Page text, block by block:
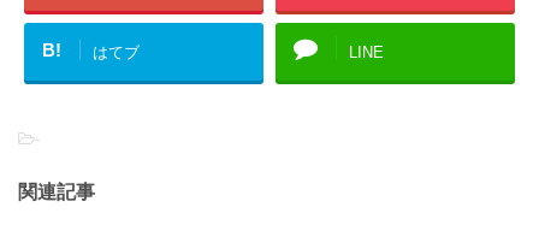
B! はてブ LINE
-
関連記事